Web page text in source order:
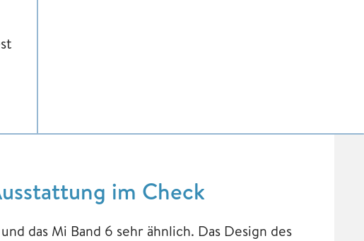
im Check
das Mi Band 6 sehr ähnlich. Das Design des